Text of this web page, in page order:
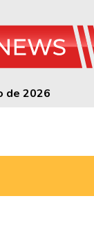
de 2026